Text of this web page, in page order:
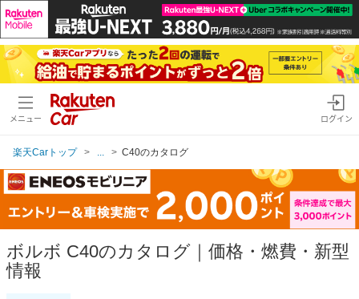
メニュー ログイン
楽天Carトップ C40のカタログ
ボルボ C40のカタログ｜価格・燃費・新型
情報